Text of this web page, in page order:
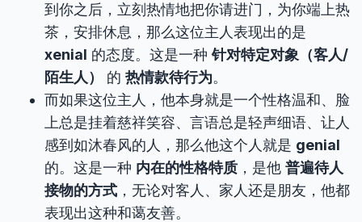
到你之后，立刻热情地把你请进门，为你端上热
茶，安排休息，那么这位主人表现出的是
xenial 的态度。这是一种针对特定对象（客人/
陌生人）
的 热情款待行为。
而如果这位主人，他本身就是一个性格温和、脸
上总是挂着慈祥笑容、言语总是轻声细语、让人
感到如沐春风的人，那么他这个人就是 genial
的。这是一种 内在的性格特质 ，是他 普遍待人
接物的方式 ，无论对客人、家人还是朋友，他都
表现出这种和蔼友善。